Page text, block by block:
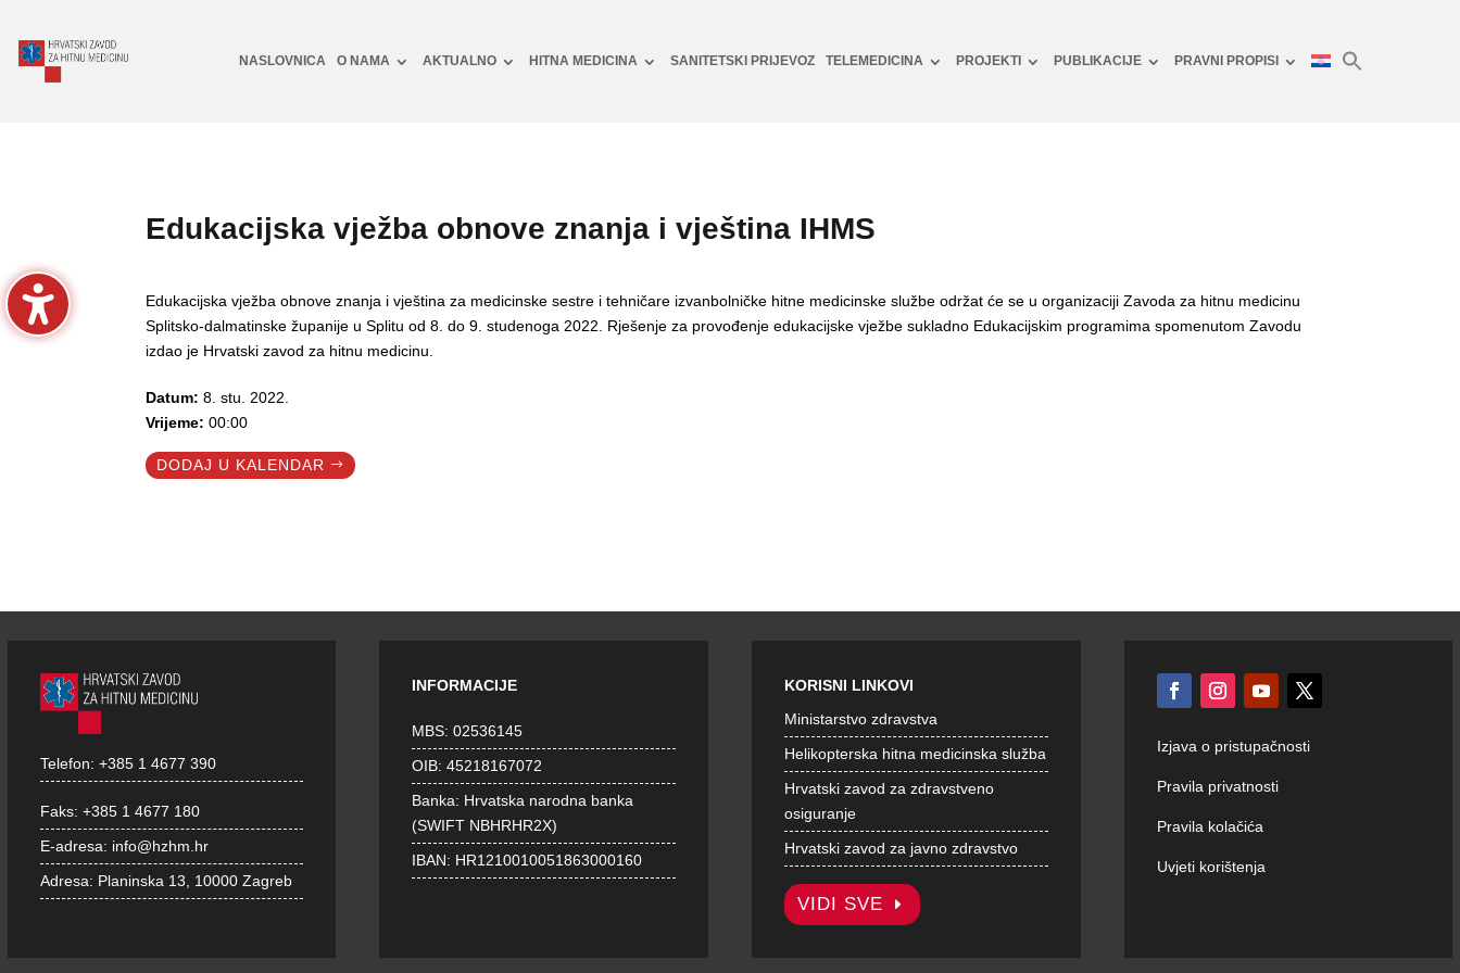
NASLOVNICA O NAMA AKTUALNO HITNA MEDICINA SANITETSKI PRIJEVOZ TELEMEDICINA PROJEKTI PUBLIKACIJE PRAVNI PROPISI
Edukacijska vježba obnove znanja i vještina IHMS
Edukacijska vježba obnove znanja i vještina za medicinske sestre i tehničare izvanbolničke hitne medicinske službe održat će se u organizaciji Zavoda za hitnu medicinu
Splitsko-dalmatinske županije u Splitu od 8. do 9. studenoga 2022. Rješenje za provođenje edukacijske vježbe sukladno Edukacijskim programima spomenutom Zavodu
izdao je Hrvatski zavod za hitnu medicinu.
Datum:8. stu. 2022.
Vrijeme:00:00
DODAJ U KALENDAR
Telefon: +385 1 4677 390
Faks: +385 1 4677 180
E-adresa: info@hzhm.hr
Adresa: Planinska 13, 10000 Zagreb
INFORMACIJE
MBS: 02536145
OIB: 45218167072
Banka: Hrvatska narodna banka
(SWIFT NBHRHR2X)
IBAN: HR1210010051863000160
KORISNI LINKOVI
Ministarstvo zdravstva
Helikopterska hitna medicinska služba
Hrvatski zavod za zdravstveno
osiguranje
Hrvatski zavod za javno zdravstvo
VIDI SVE
Izjava o pristupačnosti
Pravila privatnosti
Pravila kolačića
Uvjeti korištenja